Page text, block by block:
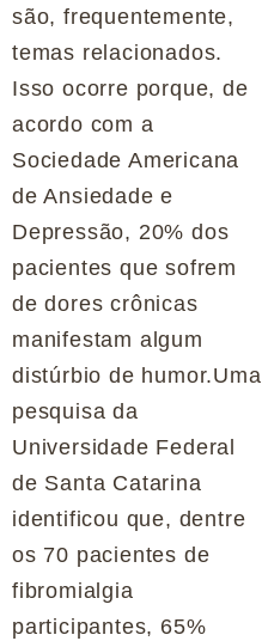
são, frequentemente,
temas relacionados.
Isso ocorre porque, de
acordo com a
Sociedade Americana
de Ansiedade e
Depressão, 20% dos
pacientes que sofrem
de dores crônicas
manifestam algum
distúrbio de humor.Uma
pesquisa da
Universidade Federal
de Santa Catarina
identificou que, dentre
os 70 pacientes de
fibromialgia
participantes, 65%